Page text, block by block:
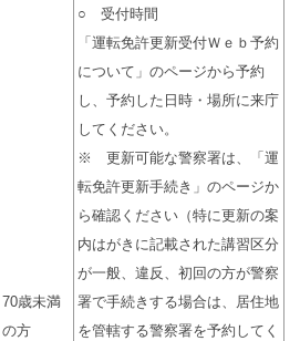
70歳未満
の方
○ 受付時間
「運転免許更新受付Ｗｅｂ予約
について」のページから予約
し、予約した日時・場所に来庁
してください。
※ 更新可能な警察署は、「運
転免許更新手続き」のページか
ら確認ください（特に更新の案
内はがきに記載された講習区分
が一般、違反、初回の方が警察
署で手続きする場合は、居住地
を管轄する警察署を予約してく